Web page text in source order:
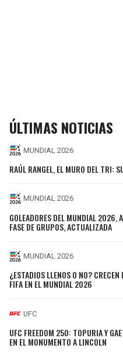
ÚLTIMAS NOTICIAS
MUNDIAL 2026
RAÚL RANGEL, EL MURO DEL TRI:
MUNDIAL 2026
GOLEADORES DEL MUNDIAL 2026,
FASE DE GRUPOS, ACTUALIZADA
MUNDIAL 2026
¿ESTADIOS LLENOS O NO?
FIFA EN EL MUNDIAL 2026
UFC
UFC FREEDOM 250: TOPURIA Y
EN EL MONUMENTO A LINCOLN